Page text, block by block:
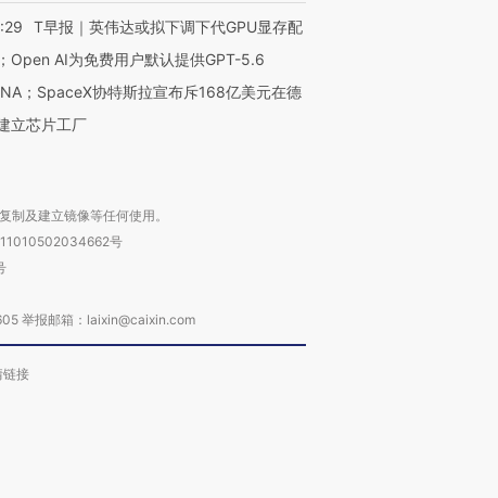
T早报｜英伟达或拟下调下代GPU显存配
Open AI为免费用户默认提供GPT-5.6
；SpaceX协特斯拉宣布斥168亿美元在德
立芯片工厂
及建立镜像等任何使用。
号
举报邮箱：laixin@caixin.com
链接